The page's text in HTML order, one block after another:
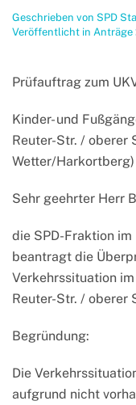
Geschrieben von SPD
Veröffentlicht in Anträge
Prüfauftrag zum
Kinder- und
Reuter-Str. / oberer
Wetter/Harkortberg)
Sehr geehrter Herr
die SPD-Fraktion
beantragt die
Verkehrssituation
Reuter-Str. / oberer
Begründung:
Die
aufgrund nicht